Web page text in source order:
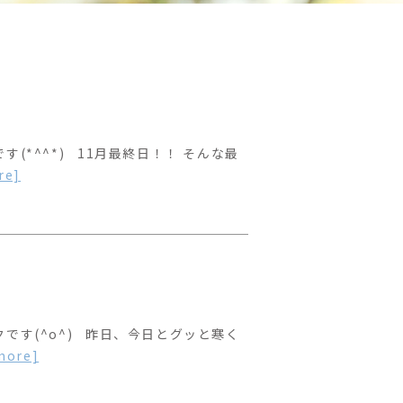
す(*^^*) 11月最終日！！ そんな最
です(^o^) 昨日、今日とグッと寒く